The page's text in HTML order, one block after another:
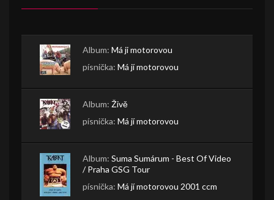
Album: Má ji motorovou
písnička: Má jí motorovou
Album: Živě
písnička: Má jí motorovou
Album: Suma Sumárum - Best Of Video
/ Praha GSG Tour
písnička: Má jí motorovou 2001 ccm